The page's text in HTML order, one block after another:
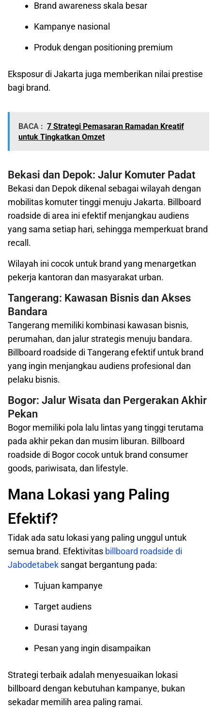
Brand awareness skala besar
Kampanye nasional
Produk dengan positioning premium
Eksposur di Jakarta juga memberikan nilai prestise
bagi brand.
BACA : 7 Strategi Pemasaran Ramadan Kreatif
untuk Tingkatkan Omzet
Bekasi dan Depok: Jalur Komuter Padat
Bekasi dan Depok dikenal sebagai wilayah dengan
mobilitas komuter tinggi menuju Jakarta. Billboard
roadside di area ini efektif menjangkau audiens
yang sama setiap hari, sehingga memperkuat brand
recall.
Wilayah ini cocok untuk brand yang menargetkan
pekerja kantoran dan masyarakat urban.
Tangerang: Kawasan Bisnis dan Akses
Bandara
Tangerang memiliki kombinasi kawasan bisnis,
perumahan, dan jalur strategis menuju bandara.
Billboard roadside di Tangerang efektif untuk brand
yang ingin menjangkau audiens profesional dan
pelaku bisnis.
Bogor: Jalur Wisata dan Pergerakan Akhir
Pekan
Bogor memiliki pola lalu lintas yang tinggi terutama
pada akhir pekan dan musim liburan. Billboard
roadside di Bogor cocok untuk brand consumer
goods, pariwisata, dan lifestyle.
Mana Lokasi yang Paling
Efektif?
Tidak ada satu lokasi yang paling unggul untuk
semua brand. Efektivitas billboard roadside di
Jabodetabek sangat bergantung pada:
Tujuan kampanye
Target audiens
Durasi tayang
Pesan yang ingin disampaikan
Strategi terbaik adalah menyesuaikan lokasi
billboard dengan kebutuhan kampanye, bukan
sekadar memilih area paling ramai.